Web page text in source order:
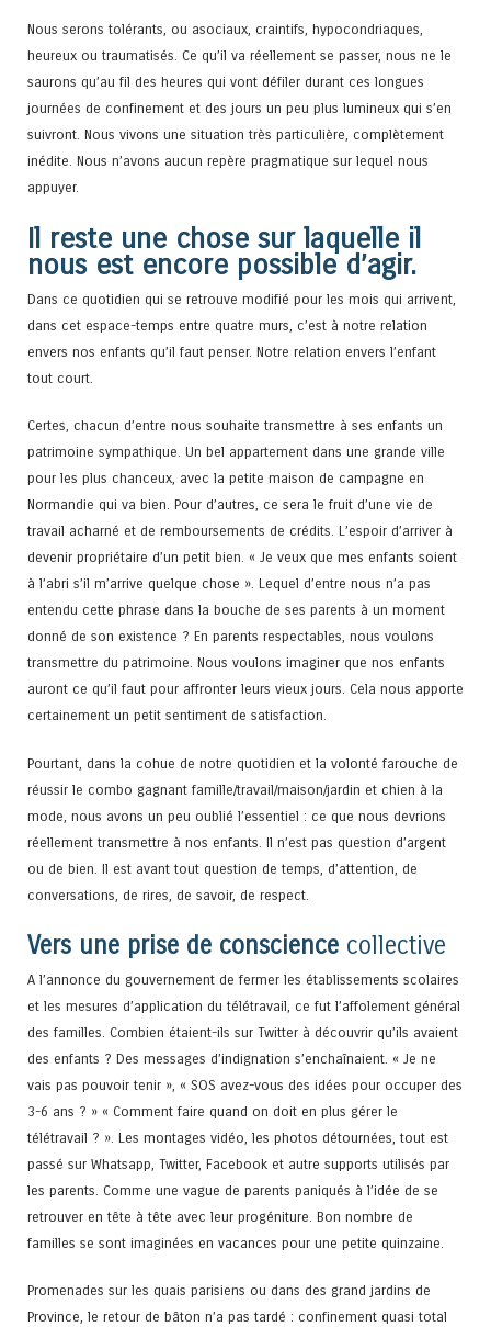
Nous serons tolérants, ou asociaux, craintifs, hypocondriaques,
heureux ou traumatisés. Ce qu’il va réellement se passer, nous ne le
saurons qu’au fil des heures qui vont défiler durant ces longues
journées de confinement et des jours un peu plus lumineux qui s’en
suivront. Nous vivons une situation très particulière, complètement
inédite. Nous n’avons aucun repère pragmatique sur lequel nous
appuyer.
Il reste une chose sur laquelle il
nous est encore possible d’agir.
Dans ce quotidien qui se retrouve modifié pour les mois qui arrivent,
dans cet espace-temps entre quatre murs, c’est à notre relation
envers nos enfants qu’il faut penser. Notre relation envers l’enfant
tout court.
Certes, chacun d’entre nous souhaite transmettre à ses enfants un
patrimoine sympathique. Un bel appartement dans une grande ville
pour les plus chanceux, avec la petite maison de campagne en
Normandie qui va bien. Pour d’autres, ce sera le fruit d’une vie de
travail acharné et de remboursements de crédits. L’espoir d’arriver à
devenir propriétaire d’un petit bien. « Je veux que mes enfants soient
à l’abri s’il m’arrive quelque chose ». Lequel d’entre nous n’a pas
entendu cette phrase dans la bouche de ses parents à un moment
donné de son existence ? En parents respectables, nous voulons
transmettre du patrimoine. Nous voulons imaginer que nos enfants
auront ce qu’il faut pour affronter leurs vieux jours. Cela nous apporte
certainement un petit sentiment de satisfaction.
Pourtant, dans la cohue de notre quotidien et la volonté farouche de
réussir le combo gagnant famille/travail/maison/jardin et chien à la
mode, nous avons un peu oublié l’essentiel : ce que nous devrions
réellement transmettre à nos enfants. Il n’est pas question d’argent
ou de bien. Il est avant tout question de temps, d’attention, de
conversations, de rires, de savoir, de respect.
Vers une prise de conscience collective
A l’annonce du gouvernement de fermer les établissements scolaires
et les mesures d’application du télétravail, ce fut l’affolement général
des familles. Combien étaient-ils sur Twitter à découvrir qu’ils avaient
des enfants ? Des messages d’indignation s’enchaînaient. « Je ne
vais pas pouvoir tenir », « SOS avez-vous des idées pour occuper des
3-6 ans ? » « Comment faire quand on doit en plus gérer le
télétravail ? ». Les montages vidéo, les photos détournées, tout est
passé sur Whatsapp, Twitter, Facebook et autre supports utilisés par
les parents. Comme une vague de parents paniqués à l’idée de se
retrouver en tête à tête avec leur progéniture. Bon nombre de
familles se sont imaginées en vacances pour une petite quinzaine.
Promenades sur les quais parisiens ou dans des grand jardins de
Province, le retour de bâton n’a pas tardé : confinement quasi total